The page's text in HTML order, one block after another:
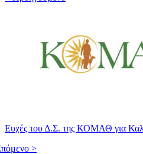
Ευχές του Δ.Σ. της ΚΟΜΑΘ για
>